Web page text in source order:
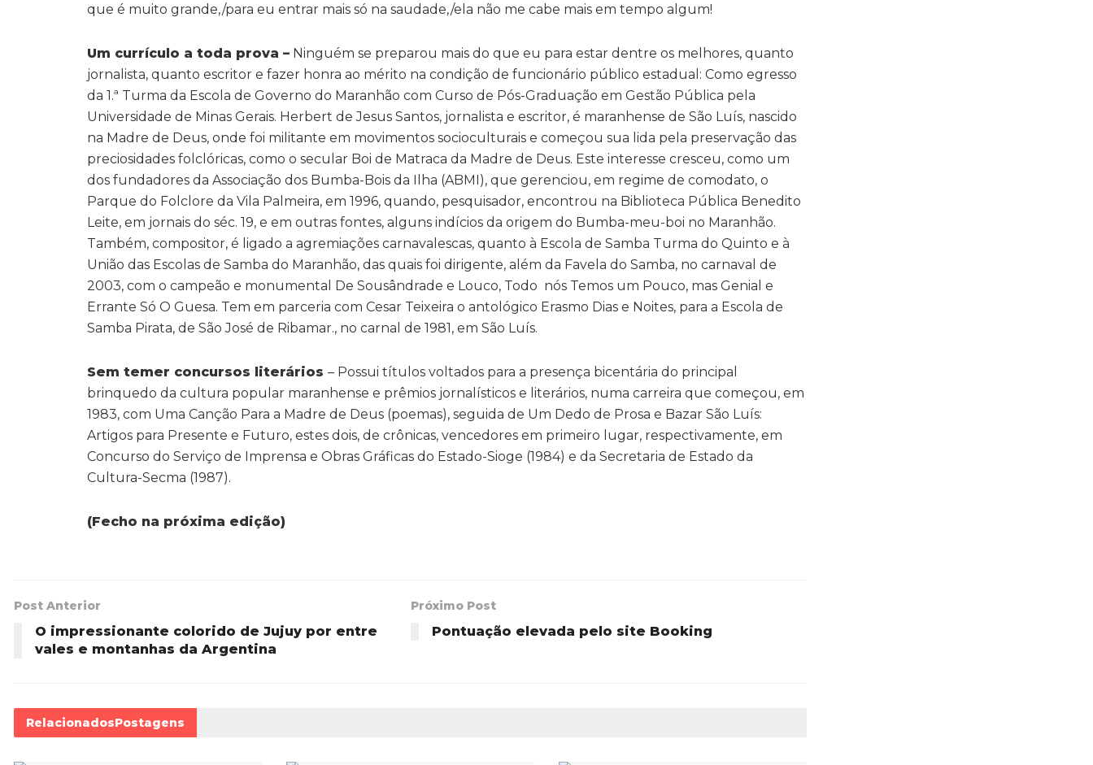
que é muito grande,/para eu entrar mais só na saudade,/ela não me cabe mais em tempo algum!
Um currículo a toda prova – Ninguém se preparou mais do que eu para estar dentre os melhores, quanto
jornalista, quanto escritor e fazer honra ao mérito na condição de funcionário público estadual: Como egresso
da 1.ª Turma da Escola de Governo do Maranhão com Curso de Pós-Graduação em Gestão Pública pela
Universidade de Minas Gerais. Herbert de Jesus Santos, jornalista e escritor, é maranhense de São Luís, nascido
na Madre de Deus, onde foi militante em movimentos socioculturais e começou sua lida pela preservação das
preciosidades folclóricas, como o secular Boi de Matraca da Madre de Deus. Este interesse cresceu, como um
dos fundadores da Associação dos Bumba-Bois da Ilha (ABMI), que gerenciou, em regime de comodato, o
Parque do Folclore da Vila Palmeira, em 1996, quando, pesquisador, encontrou na Biblioteca Pública Benedito
Leite, em jornais do séc. 19, e em outras fontes, alguns indícios da origem do Bumba-meu-boi no Maranhão.
Também, compositor, é ligado a agremiações carnavalescas, quanto à Escola de Samba Turma do Quinto e à
União das Escolas de Samba do Maranhão, das quais foi dirigente, além da Favela do Samba, no carnaval de
2003, com o campeão e monumental De Sousândrade e Louco, Todo nós Temos um Pouco, mas Genial e
Errante Só O Guesa. Tem em parceria com Cesar Teixeira o antológico Erasmo Dias e Noites, para a Escola de
Samba Pirata, de São José de Ribamar., no carnal de 1981, em São Luís.
Sem temer concursos literários – Possui títulos voltados para a presença bicentária do principal
brinquedo da cultura popular maranhense e prêmios jornalísticos e literários, numa carreira que começou, em
1983, com Uma Canção Para a Madre de Deus (poemas), seguida de Um Dedo de Prosa e Bazar São Luís:
Artigos para Presente e Futuro, estes dois, de crônicas, vencedores em primeiro lugar, respectivamente, em
Concurso do Serviço de Imprensa e Obras Gráficas do Estado-Sioge (1984) e da Secretaria de Estado da
Cultura-Secma (1987).
(Fecho na próxima edição)
Post Anterior
O impressionante colorido de Jujuy por entre
vales e montanhas da Argentina
Próximo Post
Pontuação elevada pelo site Booking
RelacionadosPostagens